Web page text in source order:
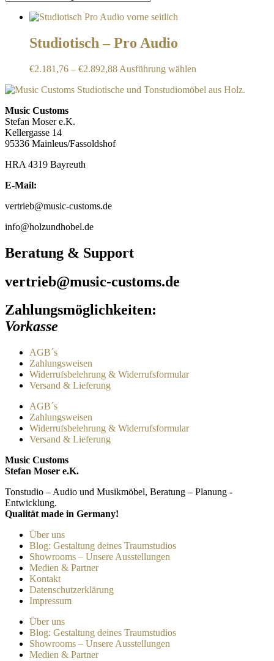
Studiotisch – Pro Audio
€2.181,76 – €2.892,88 Ausführung wählen
weist
Music Customs
Stefan Moser e.K.
Kellergasse 14
95336 Mainleus/Fassoldshof
HRA 4319 Bayreuth
E-Mail:
vertrieb@music-customs.de
info@holzundhobel.de
Beratung & Support
vertrieb@music-customs.de
Zahlungsmöglichkeiten:
Vorkasse
AGB´s
Zahlungsweisen
Widerrufsbelehrung & Widerrufsformular
Versand & Lieferung
AGB´s
Zahlungsweisen
Widerrufsbelehrung & Widerrufsformular
Versand & Lieferung
Music Customs
Stefan Moser e.K.
Tonstudio – Audio und Musikmöbel, Beratung – Planung -
Entwicklung.
Qualität made in Germany!
Über uns
Blog: Gestaltung deines Traumstudios
Showrooms – Unsere Ausstellungen
Medien & Partner
Kontakt
Datenschutzerklärung
Impressum
Über uns
Blog: Gestaltung deines Traumstudios
Showrooms – Unsere Ausstellungen
Medien & Partner